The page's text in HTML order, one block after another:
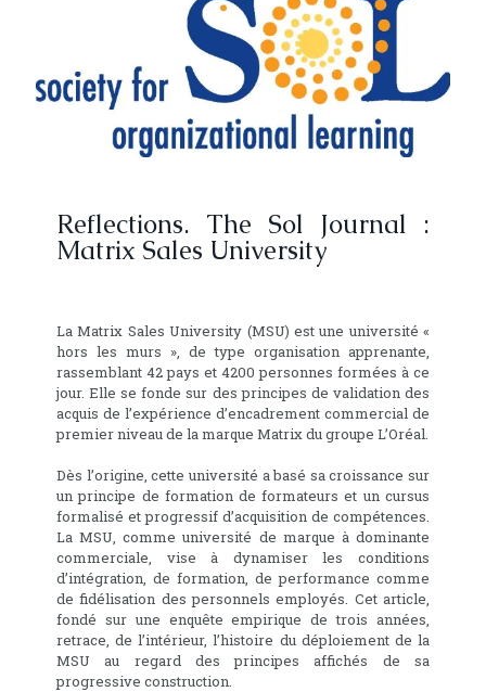
Reflections. The Sol Journal :
Matrix Sales University
La Matrix Sales University (MSU) est une université «
hors les murs », de type organisation apprenante,
rassemblant 42 pays et 4200 personnes formées à ce
jour. Elle se fonde sur des principes de validation des
acquis de l’expérience d’encadrement commercial de
premier niveau de la marque Matrix du groupe L’Oréal.
Dès l’origine, cette université a basé sa croissance sur
un principe de formation de formateurs et un cursus
formalisé et progressif d’acquisition de compétences.
La MSU, comme université de marque à dominante
commerciale, vise à dynamiser les conditions
d’intégration, de formation, de performance comme
de fidélisation des personnels employés. Cet article,
fondé sur une enquête empirique de trois années,
retrace, de l’intérieur, l’histoire du déploiement de la
MSU au regard des principes affichés de sa
progressive construction.